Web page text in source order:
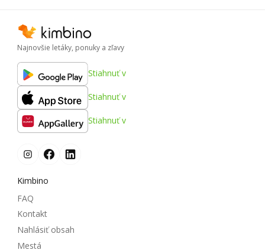
Najnovšie letáky, ponuky a zľavy
Stiahnuť v
Stiahnuť v
Stiahnuť v
Kimbino
FAQ
Kontakt
Nahlásiť obsah
Mestá